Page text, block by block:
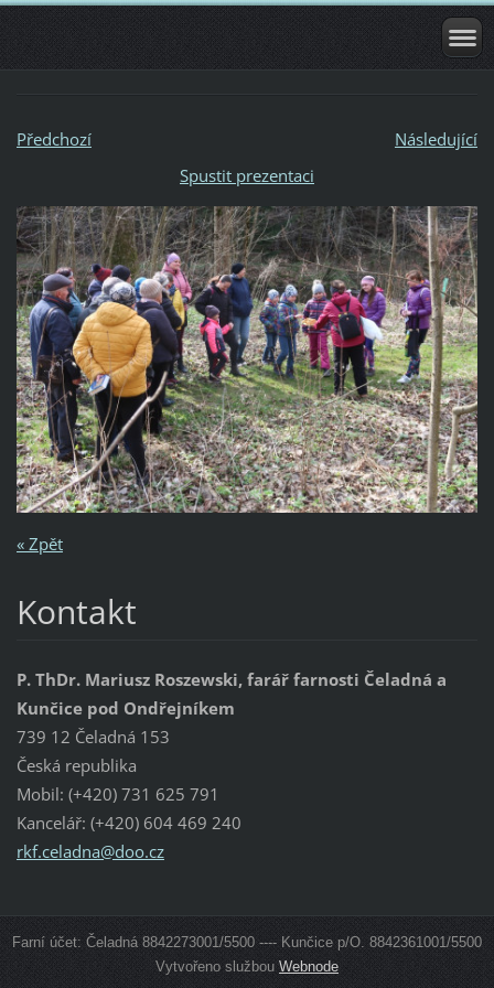
Předchozí
Následující
Spustit prezentaci
« Zpět
Kontakt
P. ThDr. Mariusz Roszewski, farář farnosti Čeladná a
Kunčice pod Ondřejníkem
739 12 Čeladná 153
Česká republika
Mobil: (+420) 731 625 791
Kancelář: (+420) 604 469 240
rkf.celadna@doo.cz
Farní účet: Čeladná 8842273001/5500 ---- Kunčice p/O. 8842361001/5500
Vytvořeno službou Webnode